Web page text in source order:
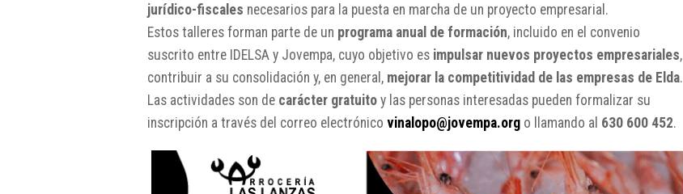
jurídico-fiscales necesarios para la puesta en marcha de un proyecto empresarial.
Estos talleres forman parte de un programa anual de formación, incluido en el convenio
suscrito entre IDELSA y Jovempa, cuyo objetivo es impulsar nuevos proyectos empresariales,
contribuir a su consolidación y, en general, mejorar la competitividad de las empresas de Elda.
Las actividades son de carácter gratuito y las personas interesadas pueden formalizar su
inscripción a través del correo electrónico vinalopo@jovempa.org o llamando al 630 600 452.